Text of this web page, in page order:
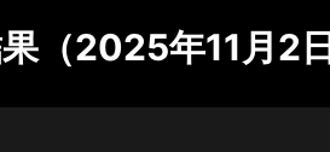
（2025年11月2